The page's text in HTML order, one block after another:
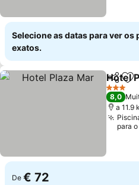
Selecione as datas para ver os
exatos.
Hotel
3 Estrelas
8,0
a 11.9
para
De € 72